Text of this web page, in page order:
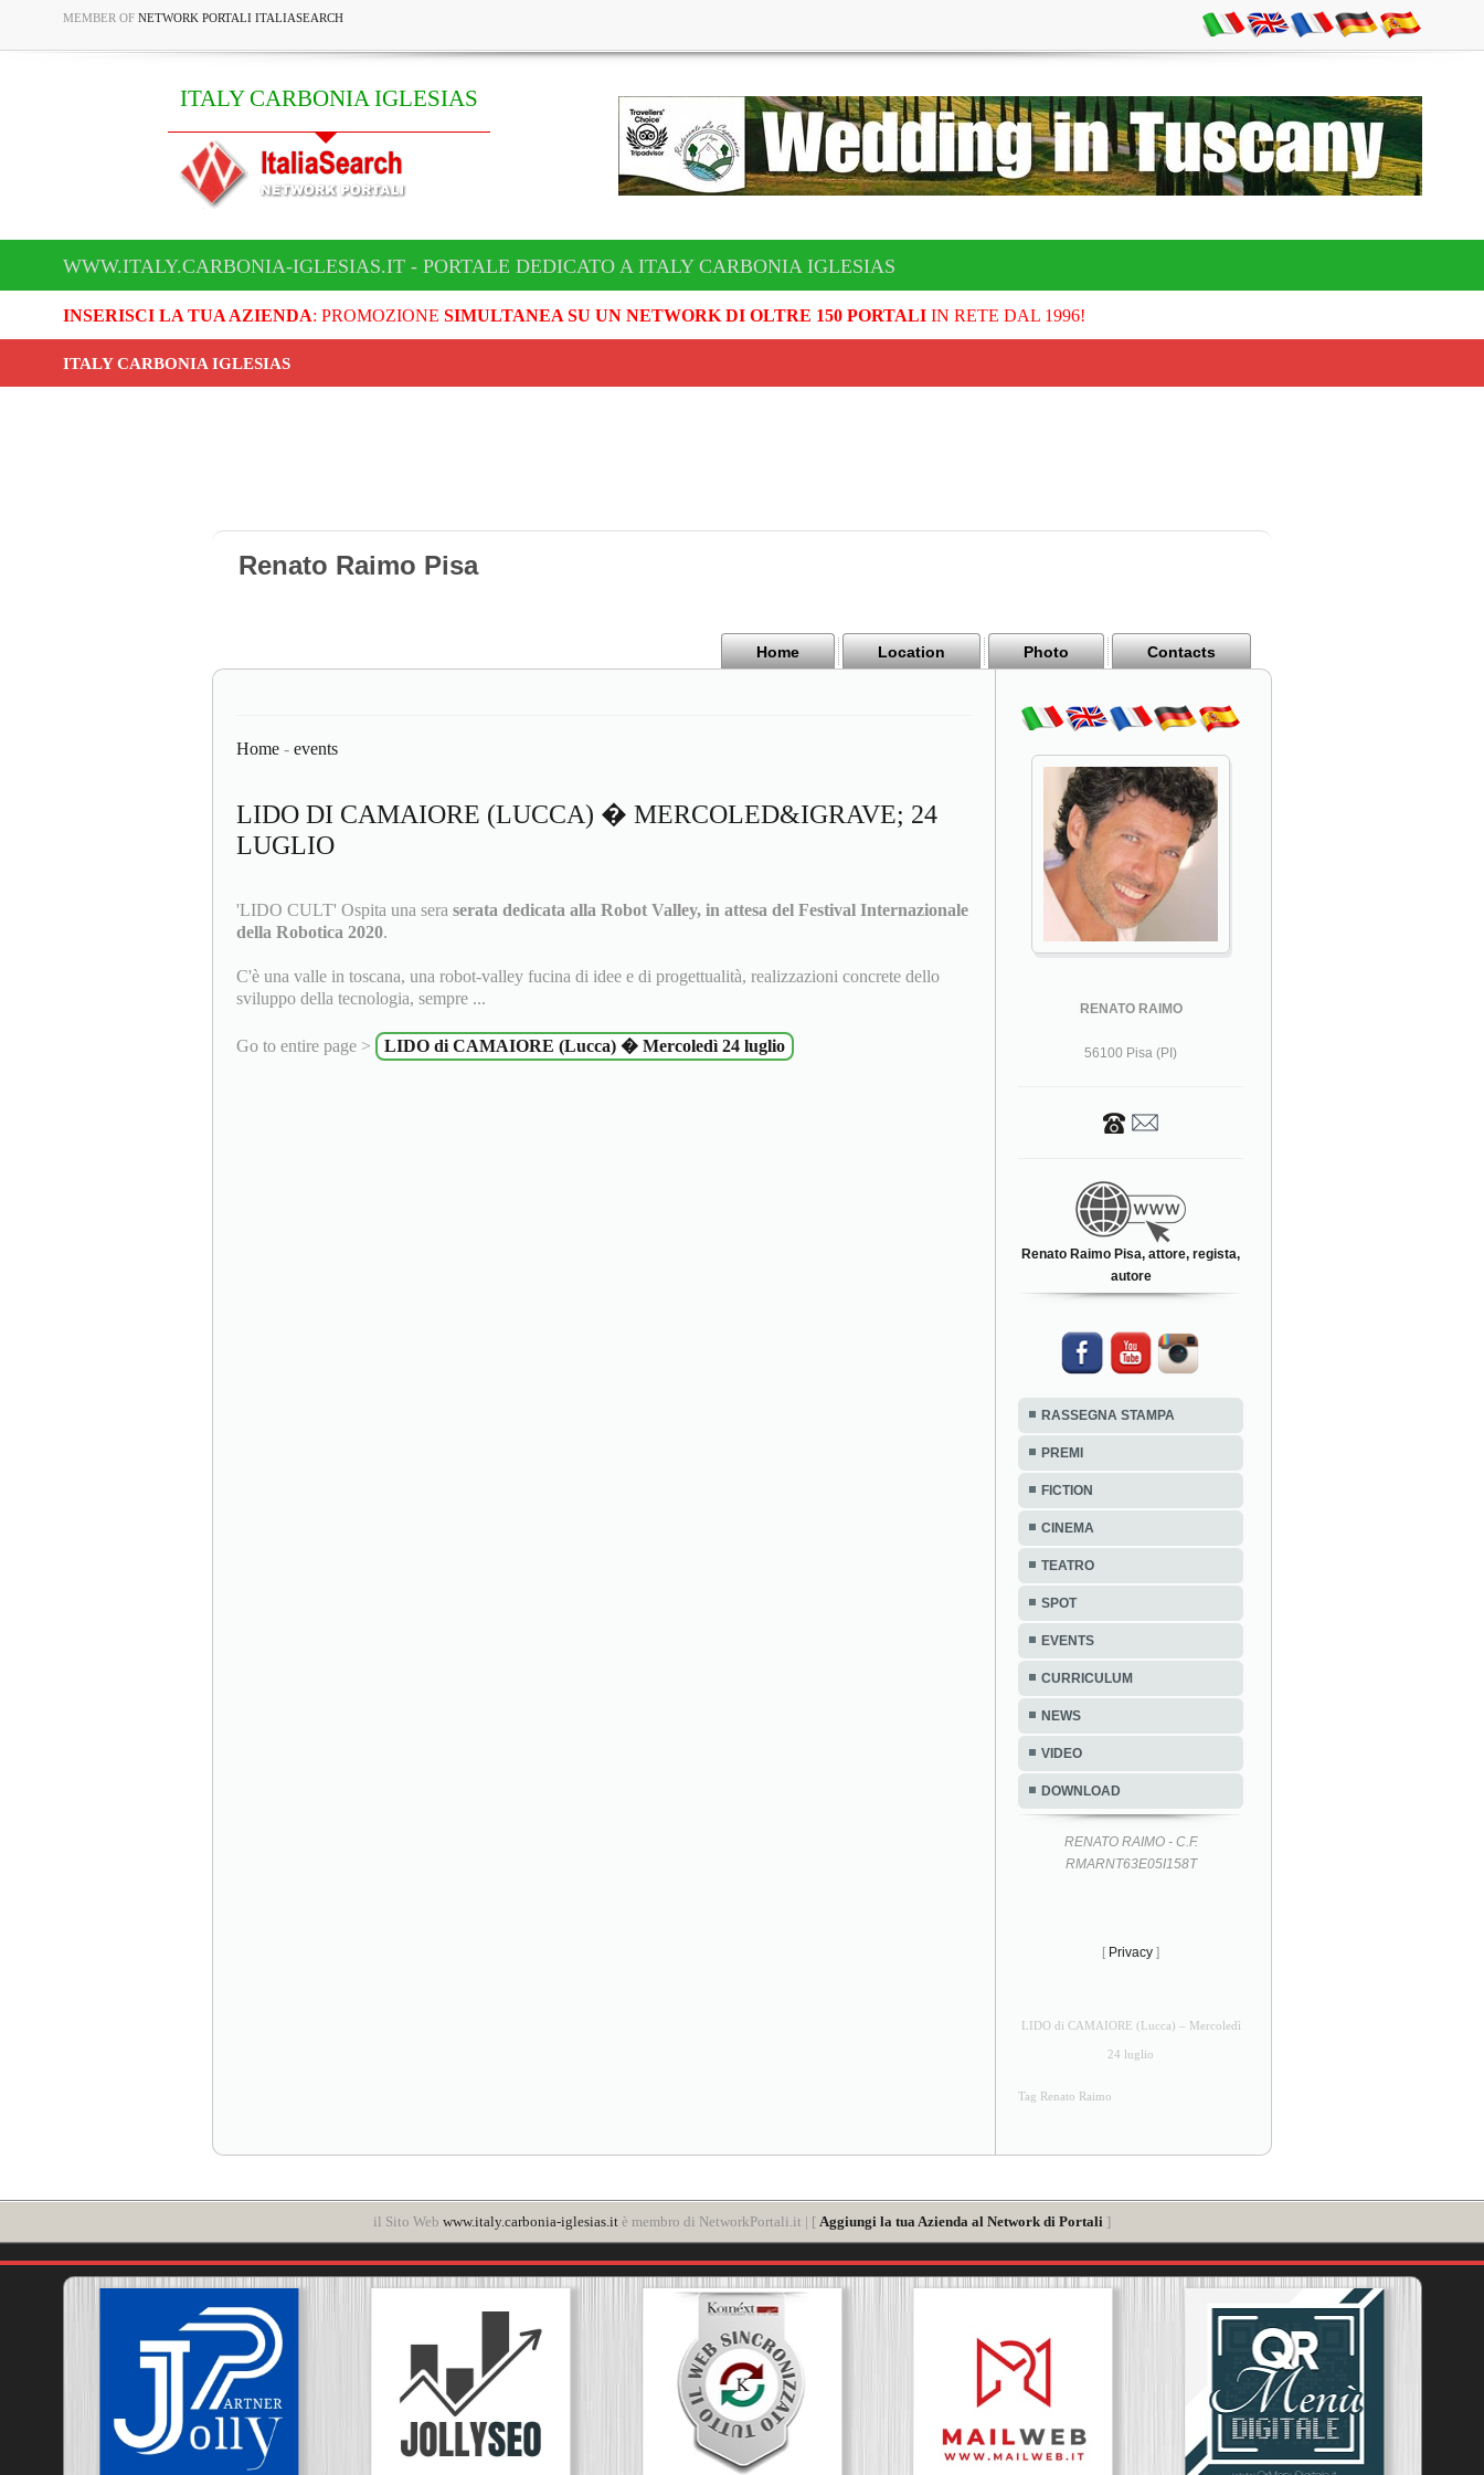
MEMBER OF NETWORK PORTALI ITALIASEARCH
ITALY CARBONIA IGLESIAS
WWW.ITALY.CARBONIA-IGLESIAS.IT - PORTALE DEDICATO A ITALY CARBONIA IGLESIAS
INSERISCI LA TUA AZIENDA: PROMOZIONE SIMULTANEA SU UN NETWORK DI OLTRE 150 PORTALIIN RETE DAL 1996!
ITALY CARBONIA IGLESIAS
Renato Raimo Pisa
Home Location Photo Contacts
Home - events
LIDO DI CAMAIORE (LUCCA) � MERCOLED&IGRAVE; 24
LUGLIO
'LIDO CULT' Ospita una sera serata dedicata alla Robot Valley, in attesa del Festival Internazionale
della Robotica 2020.
C'è una valle in toscana, una robot-valley fucina di idee e di progettualità, realizzazioni concrete dello
sviluppo della tecnologia, sempre ...
Go to entire page > LIDO di CAMAIORE (Lucca) � Mercoledì 24 luglio
RENATO RAIMO
56100 Pisa (PI)
Renato Raimo Pisa, attore, regista,
autore
RASSEGNA STAMPA
PREMI
FICTION
CINEMA
TEATRO
SPOT
EVENTS
CURRICULUM
NEWS
VIDEO
DOWNLOAD
RENATO RAIMO - C.F.
RMARNT63E05I158T
[ Privacy ]
LIDO di CAMAIORE (Lucca) – Mercoledì
24 luglio
Tag Renato Raimo
il Sito Web www.italy.carbonia-iglesias.it è membro di NetworkPortali.it | [ Aggiungi la tua Azienda al Network di Portali ]